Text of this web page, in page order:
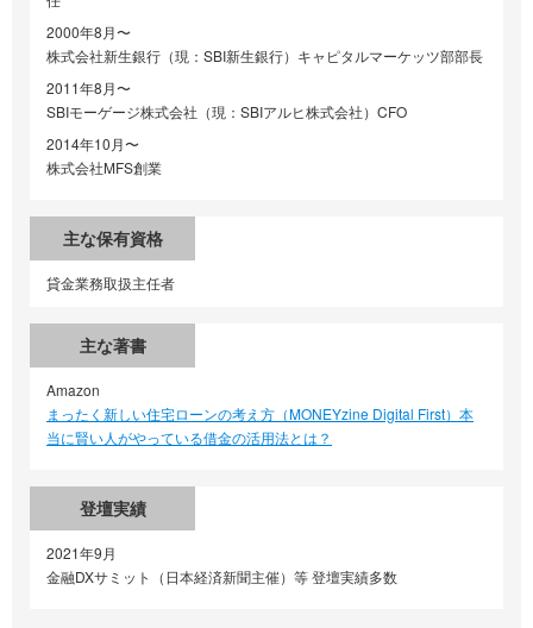
2000年8月〜
株式会社新生銀行（現：SBI新生銀行）キャピタルマーケッツ部部長
2011年8月〜
SBIモーゲージ株式会社（現：SBIアルヒ株式会社）CFO
2014年10月〜
株式会社MFS創業
主な保有資格
貸金業務取扱主任者
主な著書
Amazon
まったく新しい住宅ローンの考え方（MONEYzine Digital First）本
当に賢い人がやっている借金の活用法とは？
登壇実績
2021年9月
金融DXサミット（日本経済新聞主催）等 登壇実績多数